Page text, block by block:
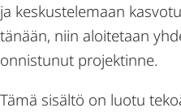
ja keskustelemaan
tänään, niin aloitetaan
onnistunut projektinne.
Tämä sisältö on luotu